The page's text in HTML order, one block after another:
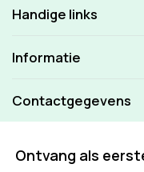
Handige links
Informatie
Contactgegevens
Ontvang als